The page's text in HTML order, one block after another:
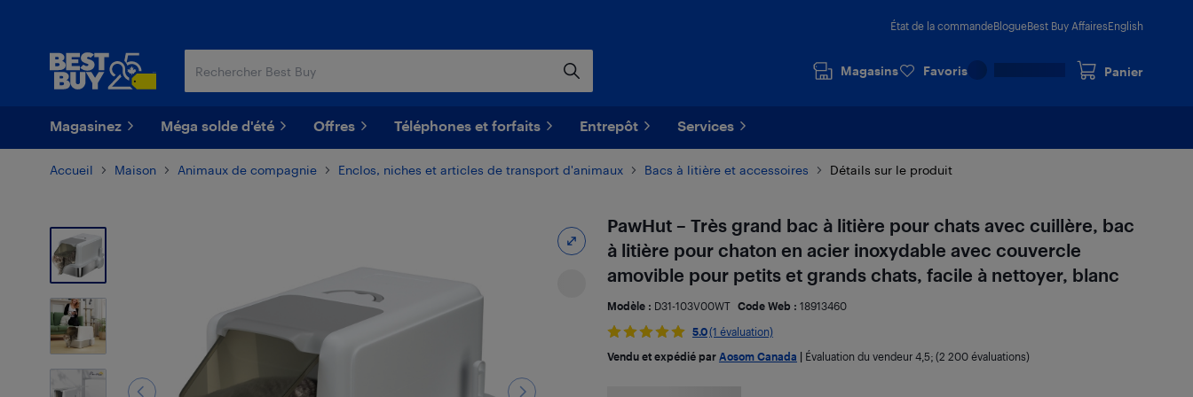
État de la commandeBlogueBest Buy AffairesEnglish
Magasins Favoris Panier
Magasinez Méga solde d'été Offres Téléphones et forfaits Entrepôt Services
Accueil Maison Animaux de compagnie Enclos, niches et articles de transport d'animaux Bacs à litière et accessoires Détails sur le produit
PawHut – Très grand bac à litière pour chats avec cuillère, bac
à litière pour chaton en acier inoxydable avec couvercle
amovible pour petits et grands chats, facile à nettoyer, blanc
Modèle : D31-103V00WT Code Web : 18913460
5.0(1 évaluation)
Vendu et expédié par Aosom Canada Évaluation du vendeur 4,5; (2 200 évaluations)